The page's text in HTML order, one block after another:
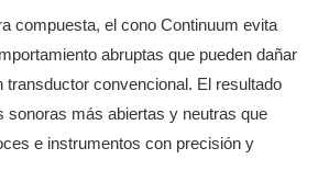
compuesta, el cono Continuum evita
abruptas que pueden dañar
transductor convencional. El resultado
sonoras más abiertas y neutras que
e instrumentos con precisión y